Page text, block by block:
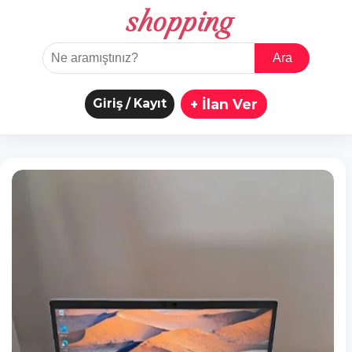
shopping
Ara
Giriş / Kayıt + İlan Ver